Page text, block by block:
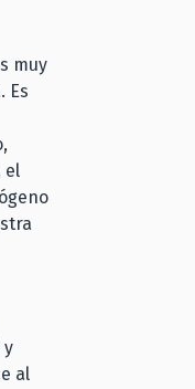
muy
Es
el
y
al